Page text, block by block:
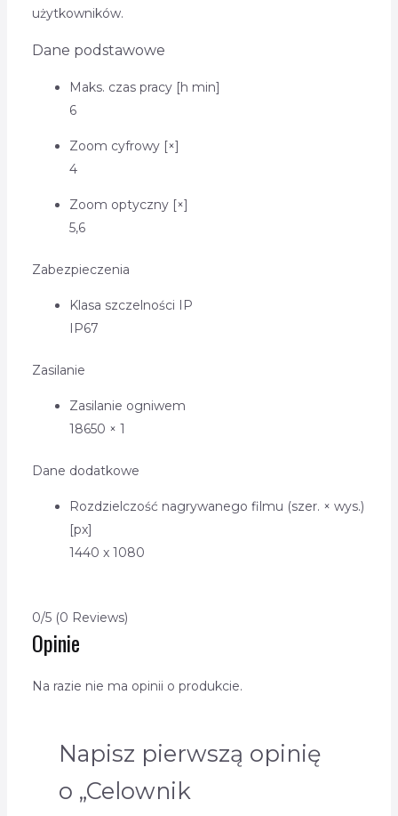
użytkowników.
Dane podstawowe
Maks. czas pracy [h min]
6
Zoom cyfrowy [×]
4
Zoom optyczny [×]
5,6
Zabezpieczenia
Klasa szczelności IP
IP67
Zasilanie
Zasilanie ogniwem
18650 × 1
Dane dodatkowe
Rozdzielczość nagrywanego filmu (szer. × wys.)
[px]
1440 x 1080
0/5 (0 Reviews)
Opinie
Na razie nie ma opinii o produkcie.
Napisz pierwszą opinię
o „Celownik